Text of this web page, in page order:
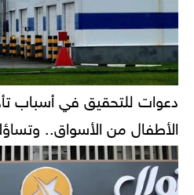
دعوات للتحقيق في أسباب
الأطفال من الأسواق..